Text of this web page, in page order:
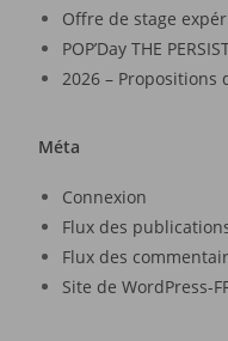
Offre de stage
POP’Day THE
2026 – Propositions
Méta
Connexion
Flux des
Flux des
Site de WordPress-